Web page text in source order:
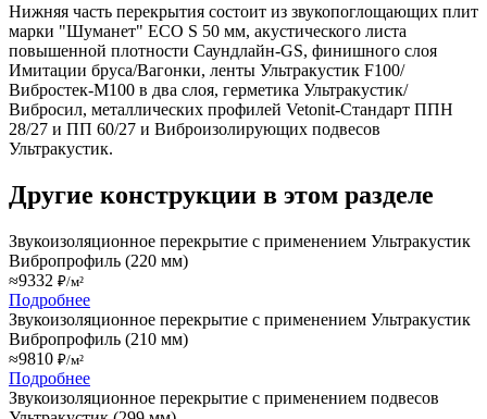
Нижняя часть перекрытия состоит из звукопоглощающих плит
марки "Шуманет" ECO S 50 мм, акустического листа
повышенной плотности Саундлайн-GS, финишного слоя
Имитации бруса/Вагонки, ленты Ультракустик F100/
Вибростек-М100 в два слоя, герметика Ультракустик/
Вибросил, металлических профилей Vetonit-Стандарт ППН
28/27 и ПП 60/27 и Виброизолирующих подвесов
Ультракустик.
Другие конструкции в этом разделе
Звукоизоляционное перекрытие с применением Ультракустик
Вибропрофиль (220 мм)
≈9332 ₽/м²
Подробнее
Звукоизоляционное перекрытие с применением Ультракустик
Вибропрофиль (210 мм)
≈9810 ₽/м²
Подробнее
Звукоизоляционное перекрытие с применением подвесов